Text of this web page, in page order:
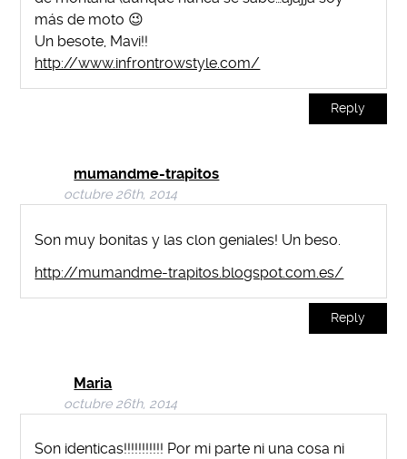
más de moto 😉
Un besote, Mavi!!
http://www.infrontrowstyle.com/
Reply
mumandme-trapitos
octubre 26th, 2014
Son muy bonitas y las clon geniales! Un beso.
http://mumandme-trapitos.blogspot.com.es/
Reply
Maria
octubre 26th, 2014
Son identicas!!!!!!!!!!! Por mi parte ni una cosa ni